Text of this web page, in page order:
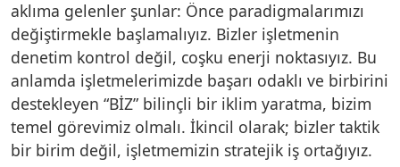
aklıma gelenler şunlar: Önce paradigmalarımızı
değiştirmekle başlamalıyız. Bizler işletmenin
denetim kontrol değil, coşku enerji noktasıyız. Bu
anlamda işletmelerimizde başarı odaklı ve birbirini
destekleyen “BİZ” bilinçli bir iklim yaratma, bizim
temel görevimiz olmalı. İkincil olarak; bizler taktik
bir birim değil, işletmemizin stratejik iş ortağıyız.